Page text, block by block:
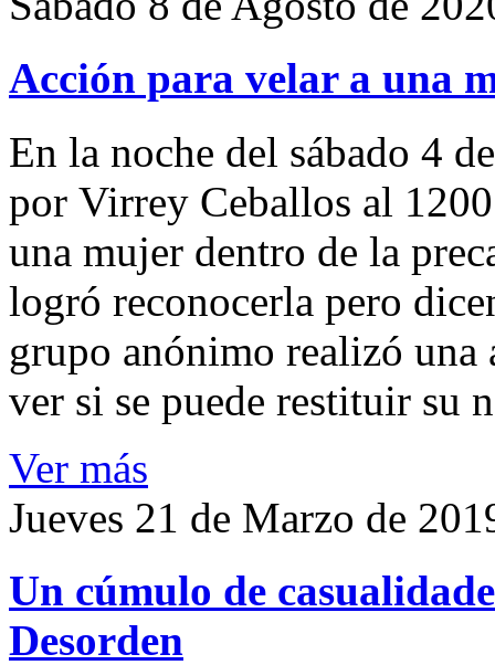
Acción para velar a una
En la noche del sábado 4
por Virrey Ceballos al
una mujer dentro de la
logró reconocerla pero
grupo anónimo realizó
ver si se puede restituir su
Ver más
Jueves 21 de Marzo de
Un cúmulo de
Desorden